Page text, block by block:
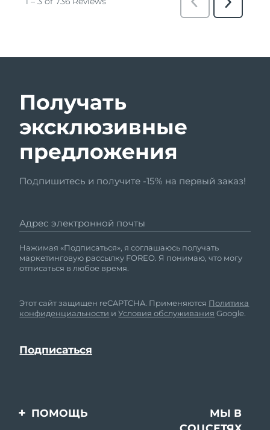
Получать
эксклюзивные
предложения
Подпишитесь и получите -15% на первый заказ!
Адрес электронной почты
Нажимая «Подписаться», я соглашаюсь получать
маркетинговую рассылку FOREO. Я понимаю, что могу
отписаться в любое время.
Этот сайт защищен reCAPTCHA. Применяются Политика
конфиденциальности иУсловия обслуживания Google.
ПОМОЩЬ
МЫ В